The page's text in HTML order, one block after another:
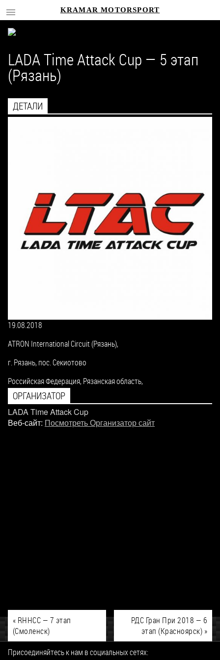
KRAMAR MOTORSPORT
LADA Time Attack Cup — 5 этап
(Рязань)
ДЕТАЛИ
19.08.2018
ATRON International Circuit (Рязань),
г. Рязань, пос. Секиотово
Российская Федерация, Рязанская область,
ОРГАНИЗАТОР
LADA Time Attack Cup
Веб-сайт: Посмотреть Организатор сайт
« RHHCC — 7 этап
(Смоленск)
РДС Гран При 2018 — 6
этап (Красноярск) »
Присоединяйтесь к нам в социальных сетях: